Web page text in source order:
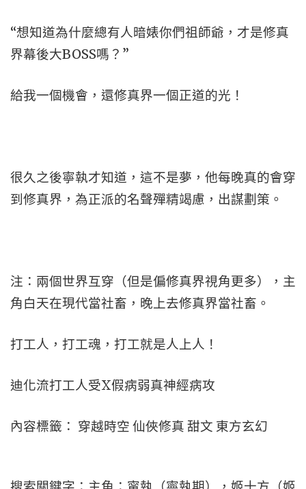
“想知道為什麼總有人暗婊你們祖師爺，才是修真
界幕後大BOSS嗎？”
給我一個機會，還修真界一個正道的光！
很久之後寧執才知道，這不是夢，他每晚真的會穿
到修真界，為正派的名聲殫精竭慮，出謀劃策。
注：兩個世界互穿（但是偏修真界視角更多），主
角白天在現代當社畜，晚上去修真界當社畜。
打工人，打工魂，打工就是人上人！
迪化流打工人受X假病弱真神經病攻
內容標籤： 穿越時空 仙俠修真 甜文 東方玄幻